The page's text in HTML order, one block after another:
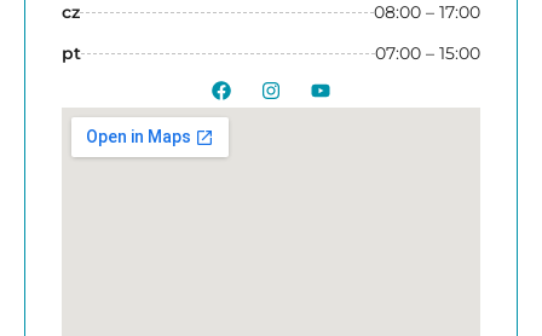
cz
08:00 – 17:00
pt
07:00 – 15:00